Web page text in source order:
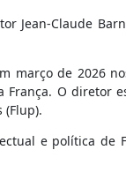
Jean-Claude
março de 2026
O diretor
e política de